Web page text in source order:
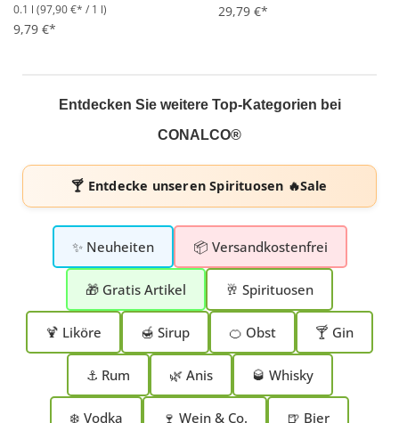
Durchschnittliche Bewertung von 4.7 von 5 Sternen
0.1 l (97,90 €* / 1 l)
9,79 €*
Durchschnittliche
29,79 €*
Entdecken Sie weitere Top-Kategorien bei
CONALCO®
🍸 Entdecke unserenSpirituosen 🔥Sale
✨ Neuheiten 📦 Versandkostenfrei
🎁 Gratis Artikel 🥂 Spirituosen
🍹 Liköre 🍯 Sirup 🍊 Obst 🍸 Gin
⚓ Rum 🌿 Anis 🥃 Whisky
❄️ Vodka 🍷 Wein & Co. 🍺 Bier